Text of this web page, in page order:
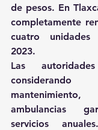
de pesos. En
completamente
cuatro
2023.
Las
ambulancias
servicios